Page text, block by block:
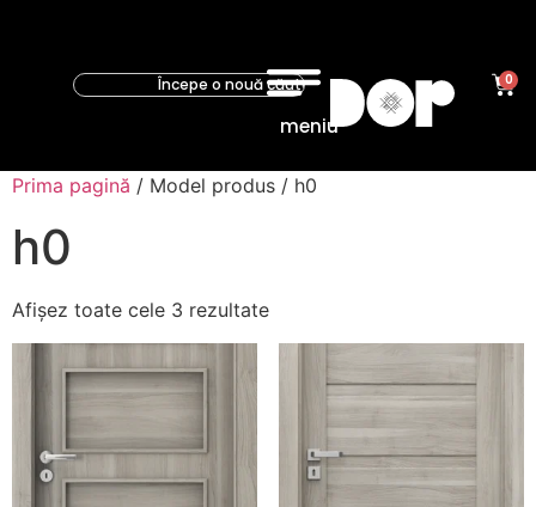
meniu
0
Prima pagină / Model produs / h0
h0
Afișez toate cele 3 rezultate